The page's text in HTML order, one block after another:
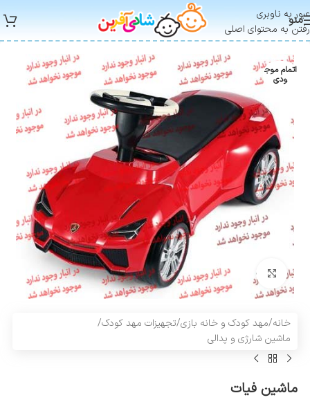
عبور به ناوبری
رفتن به محتوای اصلی
منو
اتمام موج
ودی
بزرگنمایی تصویر
خانه/مهد کودک و خانه بازی/تجهیزات مهد کودک/
ماشین شارژی و پدالی
ماشین فیات